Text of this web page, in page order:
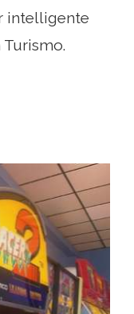
intelligente
Turismo.